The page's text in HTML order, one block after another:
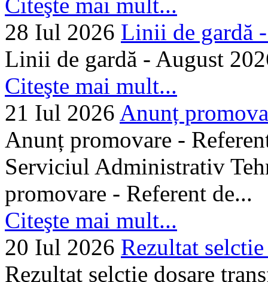
28 Iul 2026 Linii de gardă
Linii de gardă - August
Citeşte mai mult...
21 Iul 2026 Anunț
Anunț promovare -
Serviciul Administrativ
promovare - Referent de...
Citeşte mai mult...
20 Iul 2026 Rezultat
Rezultat selctie dosare